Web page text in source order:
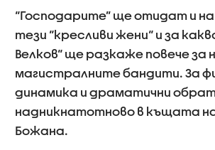
“Господарите” ще отидат и
тези “кресливи жени“ и за
Велков“ ще разкаже повече
магистралните бандити. За
динамика и драматични
надникнатотново в къщата
Божана.